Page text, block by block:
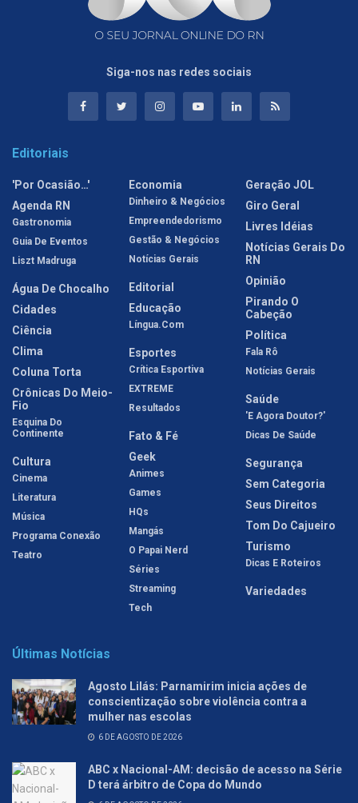
Siga-nos nas redes sociais
Editoriais
'Por Ocasião…'
Agenda RN
Gastronomia
Guia De Eventos
Liszt Madruga
Água De Chocalho
Cidades
Ciência
Clima
Coluna Torta
Crônicas Do Meio-
Fio
Esquina Do
Continente
Cultura
Cinema
Literatura
Música
Programa Conexão
Teatro
Economia
Dinheiro & Negócios
Empreendedorismo
Gestão & Negócios
Notícias Gerais
Editorial
Educação
Língua.com
Esportes
Crítica Esportiva
EXTREME
Resultados
Fato & Fé
Geek
Animes
Games
HQs
Mangás
O Papai Nerd
Séries
Streaming
Tech
Geração JOL
Giro Geral
Livres Idéias
Notícias Gerais Do
RN
Opinião
Pirando O
Cabeção
Política
Fala Rô
Notícias Gerais
Saúde
'E Agora Doutor?'
Dicas De Saúde
Segurança
Sem Categoria
Seus Direitos
Tom Do Cajueiro
Turismo
Dicas E Roteiros
Variedades
Últimas Notícias
Agosto Lilás: Parnamirim inicia ações de
conscientização sobre violência contra a
mulher nas escolas
6 DE AGOSTO DE 2026
ABC x Nacional-AM: decisão de acesso na Série
D terá árbitro de Copa do Mundo